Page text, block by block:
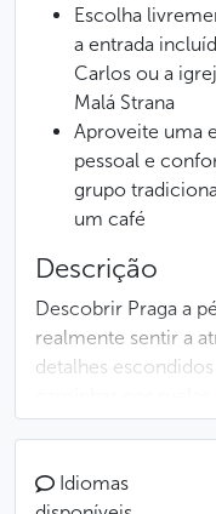
Escolha
a entrada
Carlos ou a
Malá Strana
Aproveite uma
pessoal e
grupo
um café
Descrição
Descobrir Praga a
realmente sentir a
detalhes
caminhar por
pouco a pouco o
Idiomas